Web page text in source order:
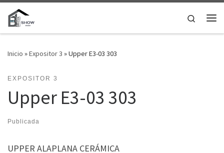
Saltar al contenido
Search
Inicio »Expositor 3 »Upper E3-03 303
EXPOSITOR 3
Upper E3-03 303
Publicada
UPPER ALAPLANA CERÁMICA